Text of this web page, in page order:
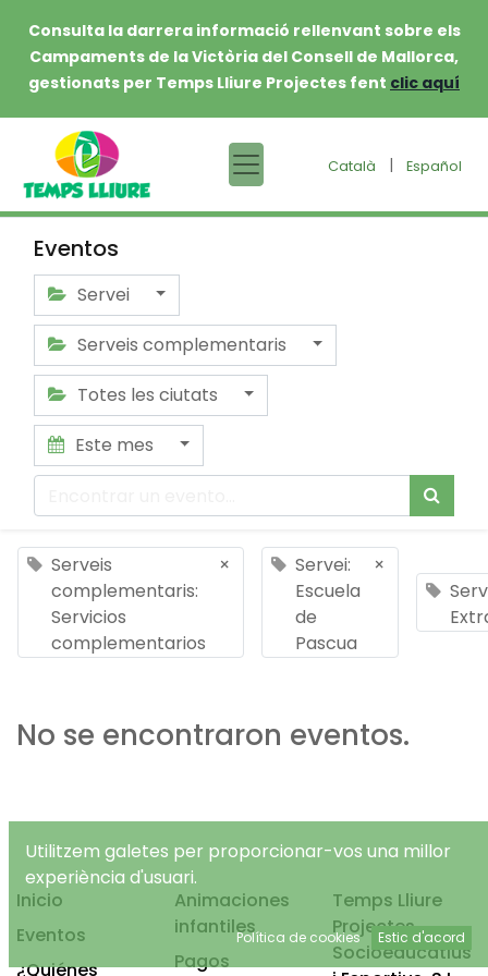
Consulta la darrera informació rellenvant sobre els
Campaments de la Victòria del Consell de Mallorca,
gestionats per Temps Lliure Projectes fent clic aquí
Català | Español
Eventos
Servei
Serveis complementaris
Totes les ciutats
Este mes
Serveis
complementaris:
Servicios
complementarios
×
Servei:
Escuela
de
Pascua
×
No se encontraron eventos.
Inicio
Eventos
¿Quiénes
Animaciones
infantiles
Pagos
Temps Lliure
Projectes
Socioeducatius
Utilitzem galetes per proporcionar-vos una millor
experiència d'usuari.
Política de cookies Estic d'acord